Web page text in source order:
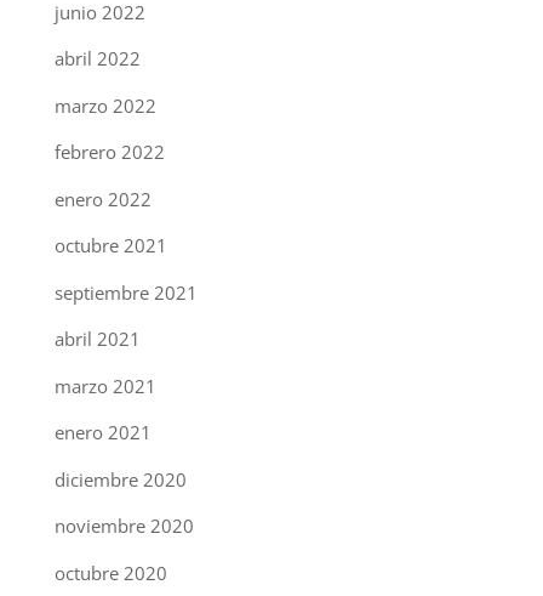
junio 2022
abril 2022
marzo 2022
febrero 2022
enero 2022
octubre 2021
septiembre 2021
abril 2021
marzo 2021
enero 2021
diciembre 2020
noviembre 2020
octubre 2020